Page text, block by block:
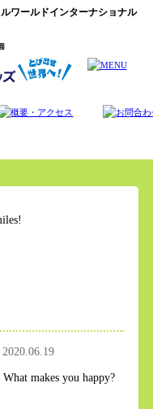
ワールドインターナショナル
2020.06.19
makes you happy?